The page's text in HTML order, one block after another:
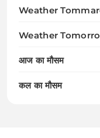
Weather
Weather
आज का मौसम
कल का मौसम